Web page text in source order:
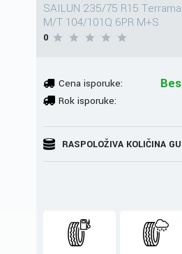
SAILUN 235/75 R15
M/T 104/101Q 6PR M+S
0
Cena isporuke:
Rok isporuke:
RASPOLOŽIVA KOLIČINA